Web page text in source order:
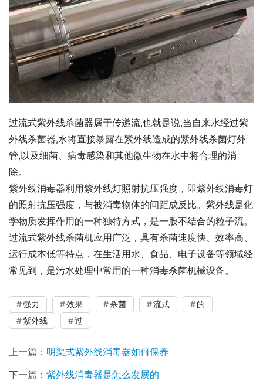
过流式紫外线杀菌器属于传递流,也就是说,当自来水经过紫
外线杀菌器,水将直接暴露在紫外线造成的紫外线杀菌灯外
管,以及细菌、病毒感染和其他微生物在水中将合理的消
除。
紫外线消毒器利用紫外线灯照射抗压强度，即紫外线消毒灯
的照射抗压强度，与被消毒物体的间距成反比。紫外线是化
学物质发挥作用的一种独特方式，是一股不结合的粒子流。
过流式紫外线杀菌机应用广泛，具有杀菌速度快、效率高、
运行成本低等特点，在生活用水、食品、电子设备等领域经
常见到，是污水处理中常用的一种消毒杀菌机械设备。
强力 效果 杀菌 流式
的
紫外线
过
上一篇： 明渠式紫外线消毒器如何保养
下一篇： 紫外线消毒器是怎么发展的